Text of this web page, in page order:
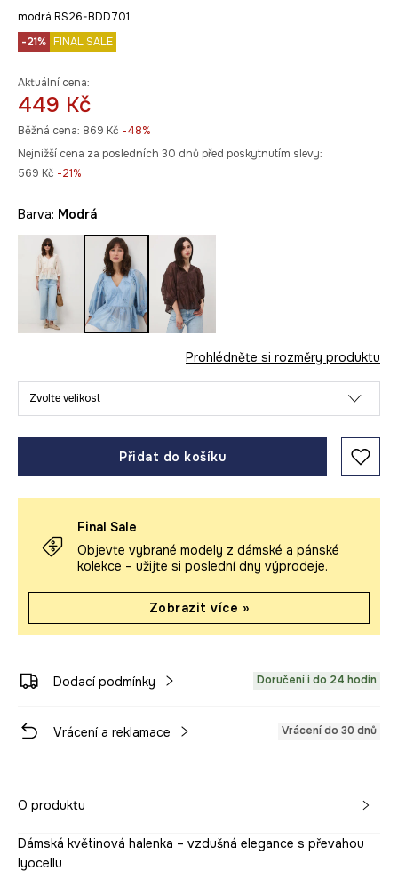
modrá RS26-BDD701
-21% FINAL SALE
Aktuální cena:
449 Kč
Běžná cena: 869 Kč -48%
Nejnižší cena za posledních 30 dnů před poskytnutím slevy:
569 Kč -21%
Barva: modrá
Prohlédněte si rozměry produktu
Zvolte velikost
Přidat do košíku
Final Sale
Objevte vybrané modely z dámské a pánské
kolekce – užijte si poslední dny výprodeje.
Zobrazit více »
Dodací podmínky Doručení i do 24 hodin
Vrácení a reklamace Vrácení do 30 dnů
O produktu
Dámská květinová halenka – vzdušná elegance s převahou
lyocellu